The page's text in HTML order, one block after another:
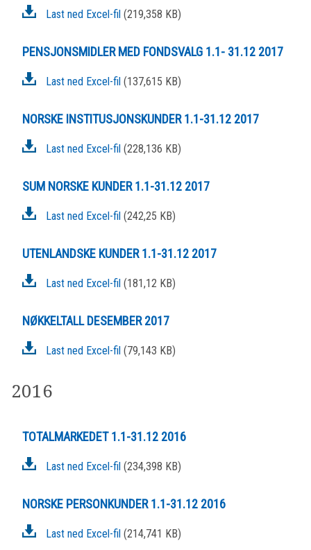
Last ned Excel-fil (219,358 KB)
PENSJONSMIDLER MED FONDSVALG 1.1- 31.12 2017
Last ned Excel-fil (137,615 KB)
NORSKE INSTITUSJONSKUNDER 1.1-31.12 2017
Last ned Excel-fil (228,136 KB)
SUM NORSKE KUNDER 1.1-31.12 2017
Last ned Excel-fil (242,25 KB)
UTENLANDSKE KUNDER 1.1-31.12 2017
Last ned Excel-fil (181,12 KB)
NØKKELTALL DESEMBER 2017
Last ned Excel-fil (79,143 KB)
2016
TOTALMARKEDET 1.1-31.12 2016
Last ned Excel-fil (234,398 KB)
NORSKE PERSONKUNDER 1.1-31.12 2016
Last ned Excel-fil (214,741 KB)